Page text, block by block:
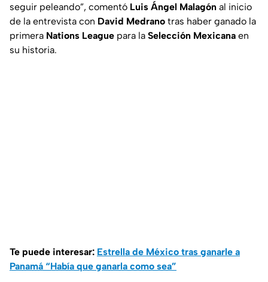
seguir peleando”, comentó Luis Ángel Malagón al inicio
de la entrevista con David Medrano tras haber ganado la
primera Nations League para la Selección Mexicana en
su historia.
Te puede interesar: Estrella de México tras ganarle a
Panamá “Había que ganarla como sea”